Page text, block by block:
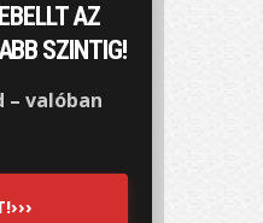
AZ
SZINTIG!
valóban